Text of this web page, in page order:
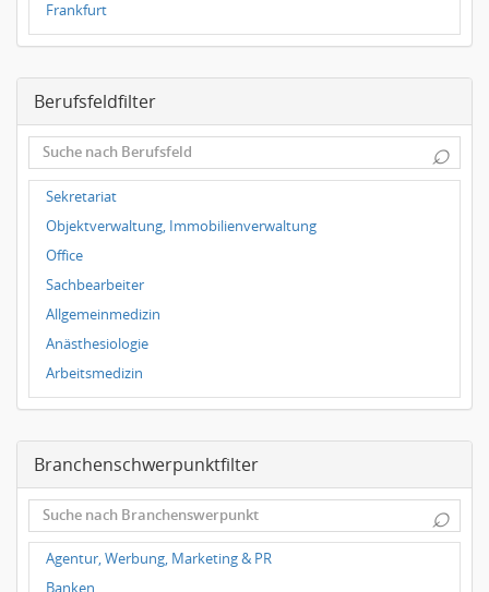
Frankfurt
Dresden
Leipzig
Dortmund
Wuppertal
Hallbergmoos
Würzburg
Grünwald
Ulm
Bielefeld
Hannover
Duisburg
Berufsfeldfilter
⌕
Sekretariat
Objektverwaltung, Immobilienverwaltung
Office
Sachbearbeiter
Allgemeinmedizin
Anästhesiologie
Arbeitsmedizin
Augenheilkunde
Frauenheilkunde, Geburtshilfe
Hals-Nasen-Ohrenheilkunde
Hautkrankheiten, Geschlechtskrankheiten
Hygienemedizin, Umweltmedizin
Innere Medizin
Branchenschwerpunktfilter
⌕
Agentur, Werbung, Marketing & PR